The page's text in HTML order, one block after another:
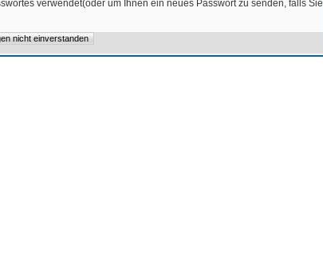
verwendet(oder um Ihnen ein neues Passwort zu senden, falls Sie